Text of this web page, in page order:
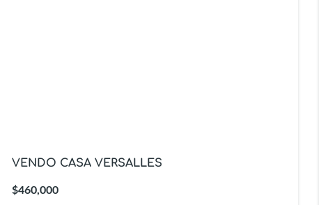
VENDO CASA VERSALLES
$460,000